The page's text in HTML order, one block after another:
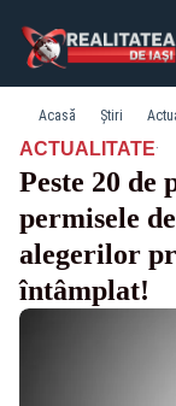
Acasă Știri
ACTUALITATE·
Peste 20 de
permisele
alegerilor
întâmplat!